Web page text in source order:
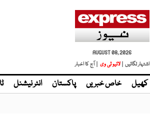
AUGUST 08, 2026
اشتہار لگائیں | لائیو ٹی وی | آج کا اخبار
کھیل خاص خبریں پاکستان انٹر نیشنل